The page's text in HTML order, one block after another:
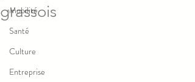
Mobilité
Santé
Culture
Entreprise
grassois